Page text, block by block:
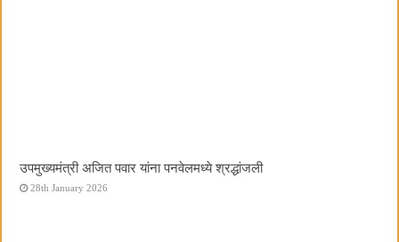
उपमुख्यमंत्री अजित पवार यांना पनवेलमध्ये श्रद्धांजली
28th January 2026